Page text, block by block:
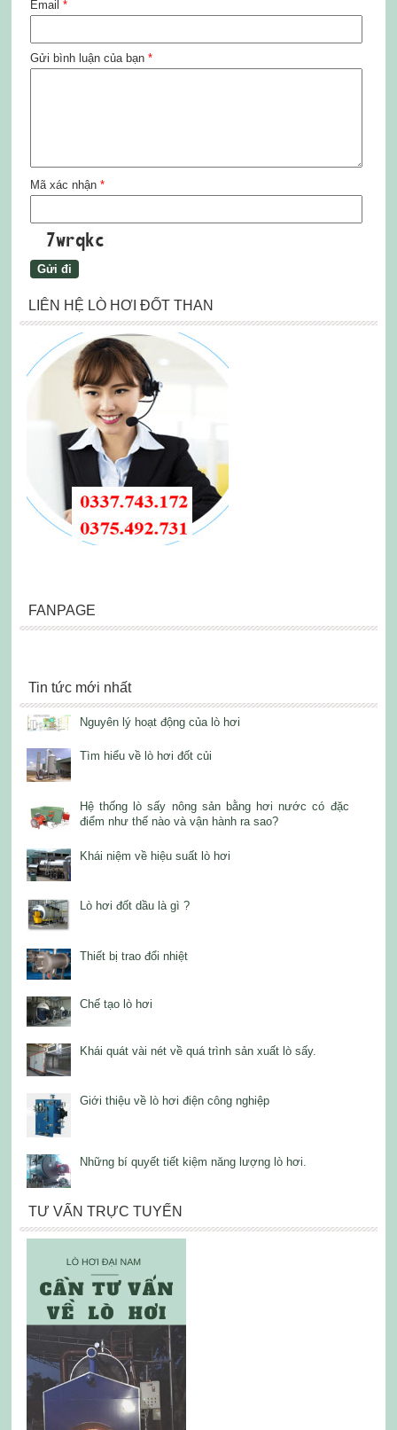
Email *
Gửi bình luận của bạn *
Mã xác nhận *
LIÊN HỆ LÒ HƠI ĐỐT THAN
FANPAGE
Tin tức mới nhất
Nguyên lý hoạt động của lò hơi
Tìm hiểu về lò hơi đốt củi
Hệ thống lò sấy nông sản bằng hơi nước có đặc
điểm như thế nào và vận hành ra sao?
Khái niệm về hiệu suất lò hơi
Lò hơi đốt dầu là gì ?
Thiết bị trao đổi nhiệt
Chế tạo lò hơi
Khái quát vài nét về quá trình sản xuất lò sấy.
Giới thiệu về lò hơi điện công nghiệp
Những bí quyết tiết kiệm năng lượng lò hơi.
TƯ VẤN TRỰC TUYẾN